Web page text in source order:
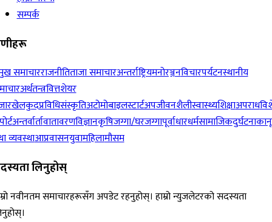
सम्पर्क
समाचारराजनीतिताजा समाचारअन्तर्राष्ट्रियमनोरञ्जनविचारपर्यटनस्थानीय
अर्थतन्त्रवित्तशेयर
खेलकुदप्रविधिसंस्कृतिअटोमोबाइलस्टार्टअपजीवनशैलीस्वास्थ्यशिक्षाअपराध
अन्तर्वार्तावातावरणविज्ञानकृषिजग्गा/घरजग्गापूर्वाधारधर्मसामाजिकदुर्घटना
व्यवस्थाआप्रवासनयुवामहिलामौसम
लिनुहोस्
नवीनतम समाचारहरूसँग अपडेट रहनुहोस्। हाम्रो न्युजलेटरको सदस्यता